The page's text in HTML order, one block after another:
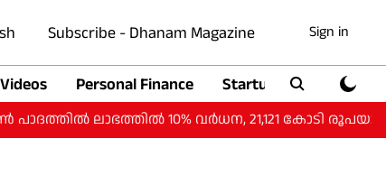
Subscribe - Dhanam Magazine Sign in
Videos Personal Finance Startup
ലാഭത്തില്‍ 10% വര്‍ധന, 21,121 കോടി രൂപയായി